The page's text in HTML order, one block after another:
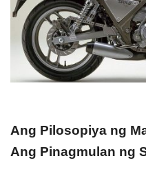
Ang Pilosopiya ng
Ang Pinagmulan ng